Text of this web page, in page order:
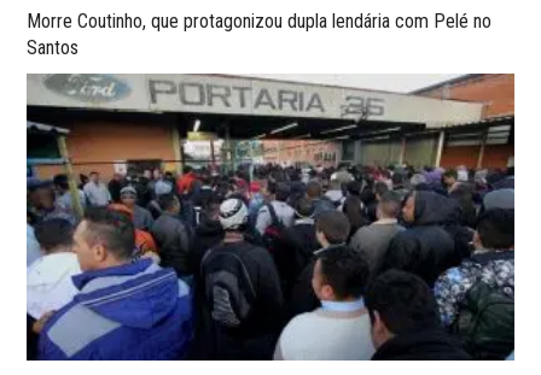
Morre Coutinho, que protagonizou dupla lendária com Pelé no
Santos